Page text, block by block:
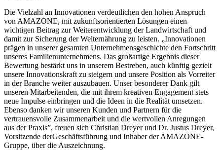
Die Vielzahl an Innovationen verdeutlichen den hohen Anspruch
von AMAZONE, mit zukunftsorientierten Lösungen einen
wichtigen Beitrag zur Weiterentwicklung der Landwirtschaft und
damit zur Sicherung der Welternährung zu leisten. „Innovationen
prägen in unserer gesamten Unternehmensgeschichte den Fortschritt
unseres Familienunternehmens. Das großartige Ergebnis dieser
Bewertung bestärkt uns in unserem Bestreben, auch künftig gezielt
unsere Innovationskraft zu steigern und unsere Position als Vorreiter
in der Branche weiter auszubauen. Unser besonderer Dank gilt
unseren Mitarbeitenden, die mit ihrem kreativen Engagement stets
neue Impulse einbringen und die Ideen in die Realität umsetzen.
Ebenso danken wir unseren Kunden und Partnern für die
vertrauensvolle Zusammenarbeit und die wertvollen Anregungen
aus der Praxis”, freuen sich Christian Dreyer und Dr. Justus Dreyer,
Vorsitzende derGeschäftsführung und Inhaber der AMAZONE-
Gruppe, über die Auszeichnung.